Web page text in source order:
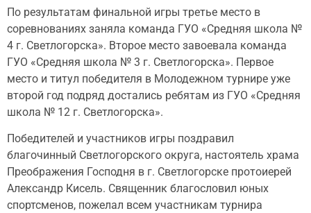
По результатам финальной игры третье место в
соревнованиях заняла команда ГУО «Средняя школа №
4 г. Светлогорска». Второе место завоевала команда
ГУО «Средняя школа № 3 г. Светлогорска». Первое
место и титул победителя в Молодежном турнире уже
второй год подряд достались ребятам из ГУО «Средняя
школа № 12 г. Светлогорска».
Победителей и участников игры поздравил
благочинный Светлогорского округа, настоятель храма
Преображения Господня в г. Светлогорске протоиерей
Александр Кисель. Священник благословил юных
спортсменов, пожелал всем участникам турнира